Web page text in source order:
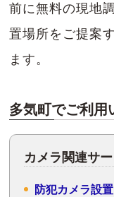
前に無料の現地
置場所をご提案
ます。
多気町でご利用
カメラ関連サ
防犯カメラ設置